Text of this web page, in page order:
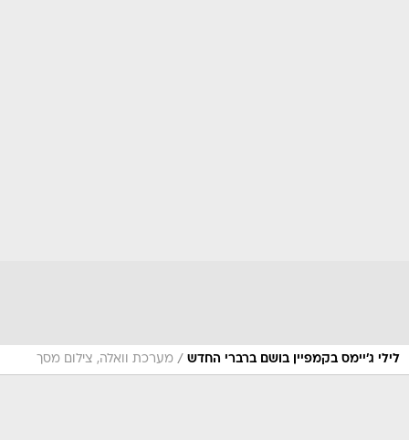
לילי ג'יימס בקמפיין בושם ברברי החדש / מערכת וואלה, צילום מסך